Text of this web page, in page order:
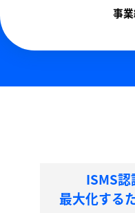
事
ISMS
最大化する